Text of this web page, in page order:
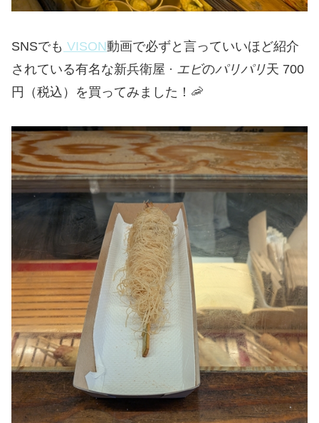
SNSでも VISON動画で必ずと言っていいほど紹介
されている有名な新兵衛屋 · エビのパリパリ天 700
円（税込）を買ってみました！🦐